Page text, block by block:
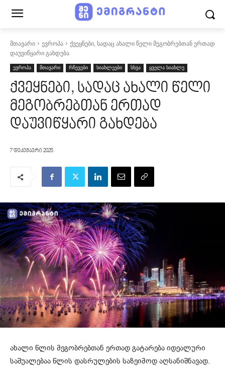
მთავარი ევროპა
ქვეყნები, სადაც ახალი წელი მეგობრებთან ერთად
დაუვიწყარი გახდება
ევროპა მთავარი რჩევები სიახლეები სხვა ყველა სიახლე
ქვეყნები, სადაც ახალი წელი
მეგობრებთან ერთად
დაუვიწყარი გახდება
7 დეკემბერი 2025
ახალი წლის მეგობრებთან ერთად გატარება იდეალური
საშუალებაა წლის დასრულების საზეიმოდ აღსანიშნავად.